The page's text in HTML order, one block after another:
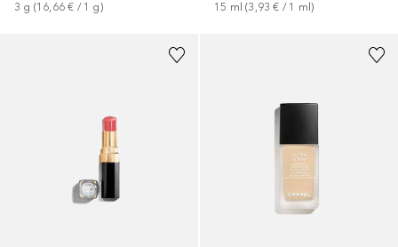
3 g (16,66 € / 1 g) 15 ml (3,93 € / 1 ml)
+16 +8